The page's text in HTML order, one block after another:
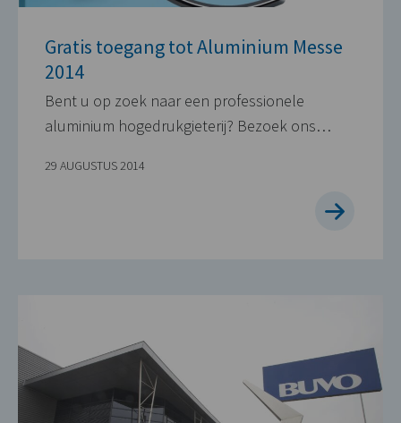
Gratis toegang tot Aluminium Messe
2014
Bent u op zoek naar een professionele
aluminium hogedrukgieterij? Bezoek ons…
29 AUGUSTUS 2014